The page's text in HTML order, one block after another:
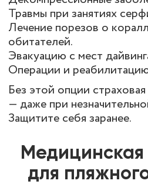
Травмы при занятиях
Лечение порезов о
обитателей.
Эвакуацию с мест
Операции и
Без этой опции
— даже при
Защитите себя заранее.
Медицинская
для